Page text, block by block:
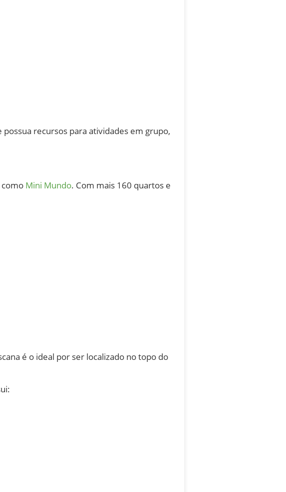
recursos para atividades em grupo,
como Mini Mundo. Com mais 160 quartos e
é o ideal por ser localizado no topo do